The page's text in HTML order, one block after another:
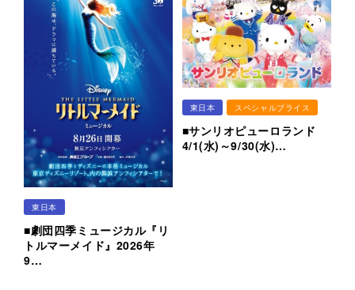
東日本
■劇団四季ミュージカル『リ
トルマーメイド』2026年
9…
東日本 スペシャルプライス
■サンリオピューロランド
4/1(水)～9/30(水)…